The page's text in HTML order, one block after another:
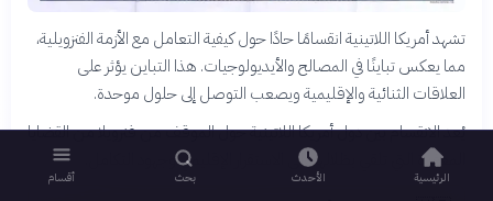
تشهد أمريكا اللاتينية انقسامًا حادًا حول كيفية التعامل مع الأزمة الفنزويلية،
مما يعكس تباينًا في المصالح والأيديولوجيات. هذا التباين يؤثر على
العلاقات الثنائية والإقليمية ويصعب التوصل إلى حلول موحدة.
يُعد الانقسام بين دول أمريكا اللاتينية حول الموقف من فنزويلا من القضايا
المعقدة التي تلقي بظلالها على الاستقرار الإقليمي وجهود التكامل.
الرئيسية الأحدث بحث أقسام